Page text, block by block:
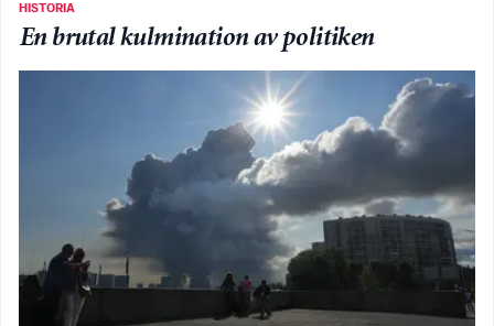
HISTORIA
En brutal kulmination av politiken